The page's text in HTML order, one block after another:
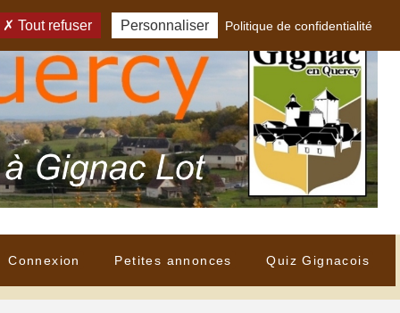
Connexion Petites annonces Quiz Gignacois
Tout refuser Personnaliser Politique de confidentialité